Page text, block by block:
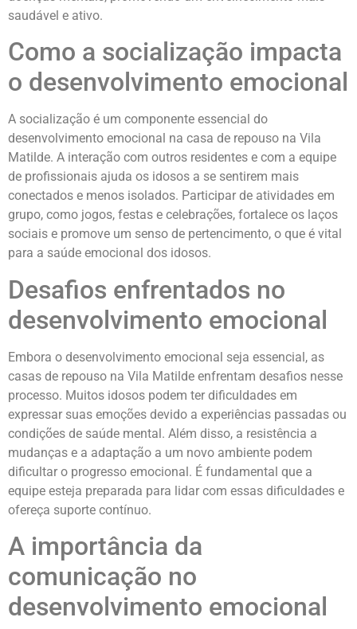
saudável e ativo.
Como a socialização impacta
o desenvolvimento emocional
A socialização é um componente essencial do
desenvolvimento emocional na casa de repouso na Vila
Matilde. A interação com outros residentes e com a equipe
de profissionais ajuda os idosos a se sentirem mais
conectados e menos isolados. Participar de atividades em
grupo, como jogos, festas e celebrações, fortalece os laços
sociais e promove um senso de pertencimento, o que é vital
para a saúde emocional dos idosos.
Desafios enfrentados no
desenvolvimento emocional
Embora o desenvolvimento emocional seja essencial, as
casas de repouso na Vila Matilde enfrentam desafios nesse
processo. Muitos idosos podem ter dificuldades em
expressar suas emoções devido a experiências passadas ou
condições de saúde mental. Além disso, a resistência a
mudanças e a adaptação a um novo ambiente podem
dificultar o progresso emocional. É fundamental que a
equipe esteja preparada para lidar com essas dificuldades e
ofereça suporte contínuo.
A importância da
comunicação no
desenvolvimento emocional